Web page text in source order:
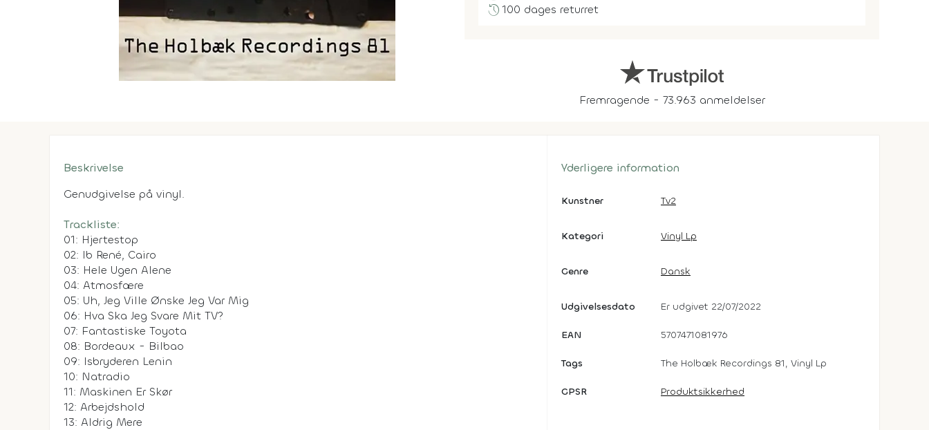
history100 dages returret
Fremragende - 73.963 anmeldelser
Beskrivelse
Genudgivelse på vinyl.
Trackliste:
01: Hjertestop
02: Ib René, Cairo
03: Hele Ugen Alene
04: Atmosfære
05: Uh, Jeg Ville Ønske Jeg Var Mig
06: Hva Ska Jeg Svare Mit TV?
07: Fantastiske Toyota
08: Bordeaux - Bilbao
09: Isbryderen Lenin
10: Natradio
11: Maskinen Er Skør
12: Arbejdshold
13: Aldrig Mere
Yderligere information
Kunstner Tv2
Kategori Vinyl Lp
Genre Dansk
Udgivelsesdato Er udgivet 22/07/2022
EAN 5707471081976
Tags The Holbæk Recordings 81, Vinyl Lp
GPSR Produktsikkerhed